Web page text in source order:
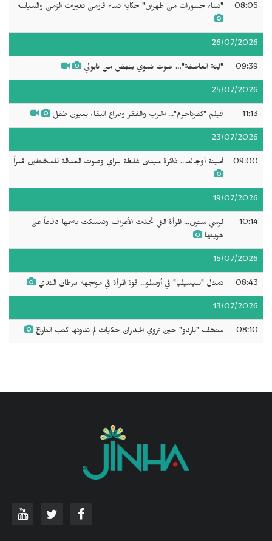
08:05 "نساء جسورات من طهران" حكاية نساء قاومن تغيرات الزمن والسياسة
26/07/2026
09:39 "ابنة العاصفة"… صوت نسوي ينهض من نابولي
25/07/2026
11:13 فيلم "كفرناحوم"... الحرب والفقر وصراع البقاء بعيون طفل
23/07/2026
09:00 أمينة أوجاك... ذاكرة ميدان غلطة سراي وصوت العدالة للمختفين قسراً
19/07/2026
10:14
لوسي ستون... المرأة التي تحدّت الأعراف وتمسكت باسمها دفاعاً عن
هويتها
15/07/2026
08:43 تمثال "سيسيليا" في أوسلو... قوة المرأة في مواجهة سرطان الثدي
13/07/2026
08:10 متحف "باردو" حين تروي الجدران حكايات لم تدونها كتب التاريخ